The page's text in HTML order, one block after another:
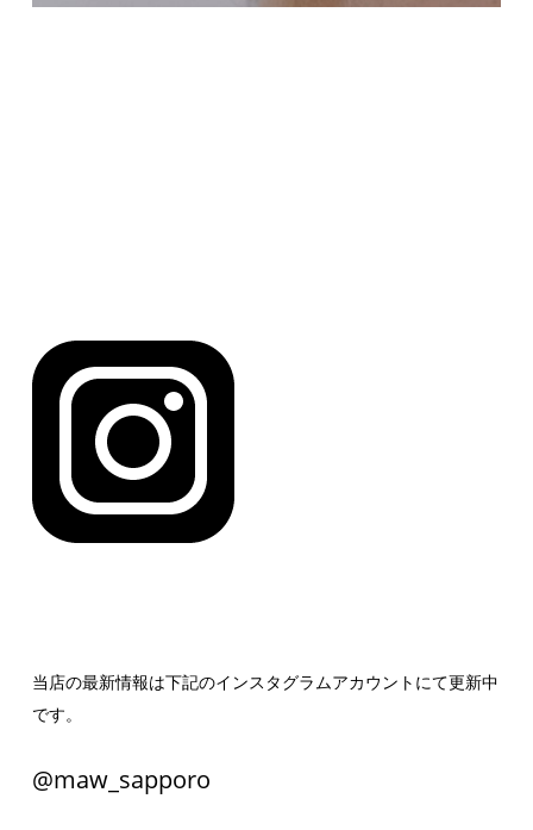
当店の最新情報は下記のインスタグラムアカウントにて更新中
です。
@maw_sapporo